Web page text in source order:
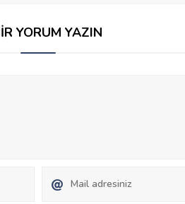
YORUM YAZIN